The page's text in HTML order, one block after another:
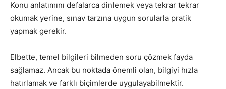
Konu anlatımını defalarca dinlemek veya tekrar tekrar
okumak yerine, sınav tarzına uygun sorularla pratik
yapmak gerekir.
Elbette, temel bilgileri bilmeden soru çözmek fayda
sağlamaz. Ancak bu noktada önemli olan, bilgiyi hızla
hatırlamak ve farklı biçimlerde uygulayabilmektir.